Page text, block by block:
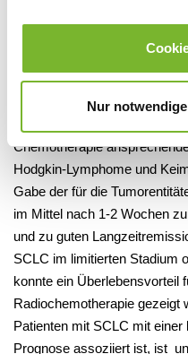
Nur
Bei einem VCSS aufgrund
entscheidend von der
Chemotherapie
Hodgkin-Lymphome und
Gabe der für die
im Mittel nach 1-2 Wochen
und zu guten
SCLC im limitierten Stadium
konnte ein Überlebensvorteil
Radiochemotherapie gezeigt
Patienten mit SCLC mit
Prognose assoziiert ist, ist